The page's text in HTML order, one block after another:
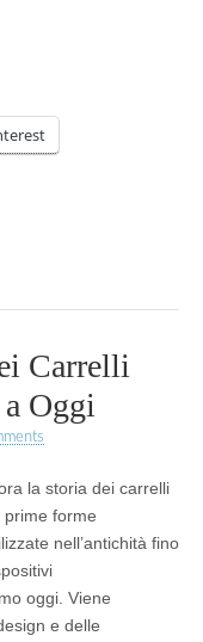
Carrelli
Oggi
la storia dei carrelli
prime forme
nell’antichità fino
oggi. Viene
e delle